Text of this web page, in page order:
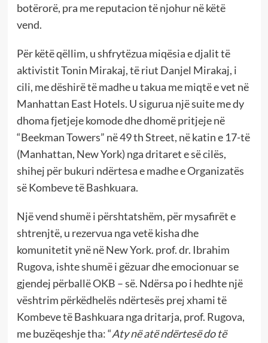
botërorë, pra me reputacion të njohur në këtë
vend.
Për këtë qëllim, u shfrytëzua miqësia e djalit të
aktivistit Tonin Mirakaj, të riut Danjel Mirakaj, i
cili, me dëshirë të madhe u takua me miqtë e vet në
Manhattan East Hotels. U sigurua një suite me dy
dhoma fjetjeje komode dhe dhomë pritjeje në
“Beekman Towers” në 49 th Street, në katin e 17-të
(Manhattan, New York) nga dritaret e së cilës,
shihej për bukuri ndërtesa e madhe e Organizatës
së Kombeve të Bashkuara.
Një vend shumë i përshtatshëm, për mysafirët e
shtrenjtë, u rezervua nga vetë kisha dhe
komunitetit ynë në New York. prof. dr. Ibrahim
Rugova, ishte shumë i gëzuar dhe emocionuar se
gjendej përballë OKB – së. Ndërsa po i hedhte një
vështrim përkëdhelës ndërtesës prej xhami të
Kombeve të Bashkuara nga dritarja, prof. Rugova,
me buzëqeshje tha: “Aty në atë ndërtesë do të